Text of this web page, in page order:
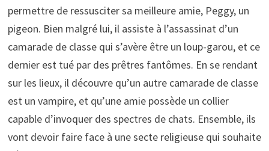
permettre de ressusciter sa meilleure amie, Peggy, un
pigeon. Bien malgré lui, il assiste à l’assassinat d’un
camarade de classe qui s’avère être un loup-garou, et ce
dernier est tué par des prêtres fantômes. En se rendant
sur les lieux, il découvre qu’un autre camarade de classe
est un vampire, et qu’une amie possède un collier
capable d’invoquer des spectres de chats. Ensemble, ils
vont devoir faire face à une secte religieuse qui souhaite